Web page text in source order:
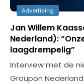
Advertising
Jan Willem
Nederland):
laagdrempelig”
Interview met de
Groupon